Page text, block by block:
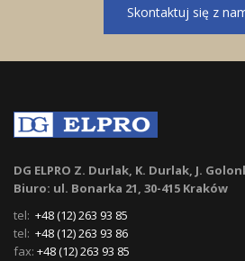
Skontaktuj się z
DG ELPRO Z. Durlak, K. Durlak, J.
Biuro: ul. Bonarka 21, 30-415 Kraków
tel: +48 (12) 263 93 85
tel: +48 (12) 263 93 86
fax: +48 (12) 263 93 85